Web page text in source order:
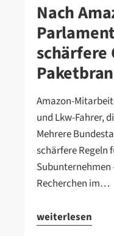
Nach
schärfere
Amazon-
und Lkw-Fahrer,
Mehrere
schärfere Regeln
Subunternehmen
Recherchen im…
weiterlesen